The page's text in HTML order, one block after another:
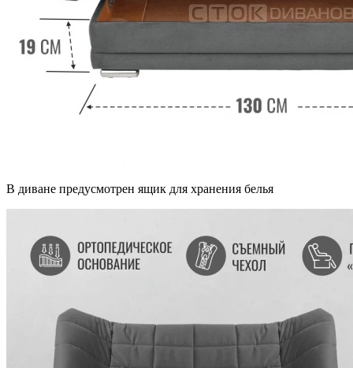
В диване предусмотрен ящик для хранения белья